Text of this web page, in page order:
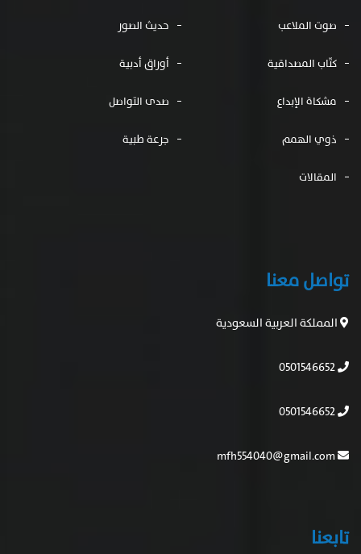
صوت الملاعب حديث الصور
كتّاب المصداقية أوراق أدبية
مشكاة الإبداع صدى التواصل
ذوي الهمم جرعة طبية
المقالات
تواصل معنا
المملكة العربية السعودية
تابعنا